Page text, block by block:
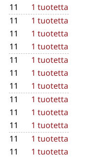
11
1 tuotetta
11
1 tuotetta
11
1 tuotetta
11
1 tuotetta
11
1 tuotetta
11
1 tuotetta
11
1 tuotetta
11
1 tuotetta
11
1 tuotetta
11
1 tuotetta
11
1 tuotetta
11
1 tuotetta